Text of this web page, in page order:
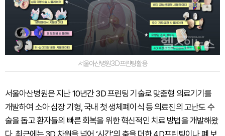
서울아산병원3D프린팅활용
서울아산병원은 지난 10년간 3D 프린팅 기술로 맞춤형 의료기기를
개발하여 소아 심장 기형, 국내 첫 생체폐이식 등 의료진의 고난도 수
술을 돕고 환자들의 빠른 회복을 위한 혁신적인 치료 방법을 개발해왔